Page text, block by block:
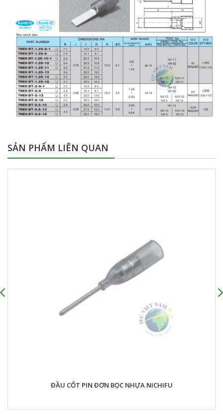
SẢN PHẨM LIÊN QUAN
ĐẦU CỐT PIN ĐƠN BỌC NHỰA NICHIFU